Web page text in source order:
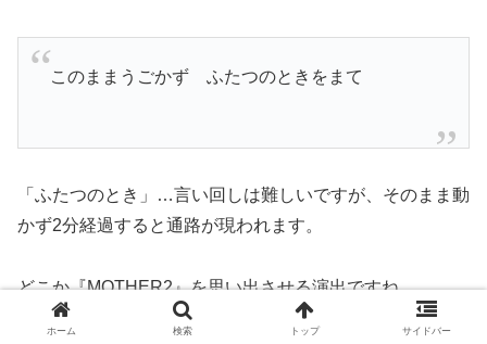
このままうごかず ふたつのときをまて
「ふたつのとき」…言い回しは難しいですが、そのまま動
かず2分経過すると通路が現われます。
どこか『MOTHER2』を思い出させる演出ですね。
ホーム 検索 トップ サイドバー